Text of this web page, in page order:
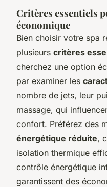
Critères essentiels
économique
Bien choisir votre spa
plusieurs critères
cherchez une option
par examiner les
nombre de jets, leur
massage, qui
confort. Préférez des
énergétique réduite,
isolation thermique
contrôle énergétique
garantissent des